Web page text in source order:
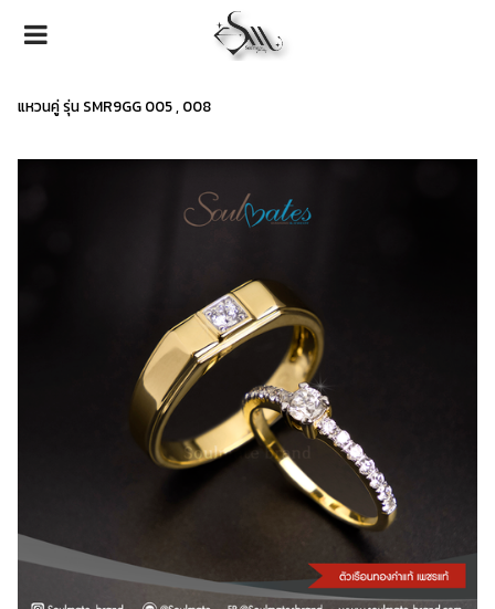
แหวนคู่ รุ่น SMR9GG 005 , 008